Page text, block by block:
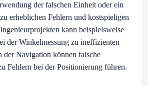
der falschen Einheit oder ein
erheblichen Fehlern und kostspieligen
kann beispielsweise
der Winkelmessung zu ineffizienten
der Navigation können falsche
Fehlern bei der Positionierung führen.